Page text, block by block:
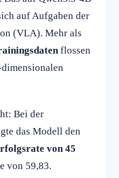
auf Aufgaben der
(VLA). Mehr als
flossen
Bei der
das Modell den
von 45
von 59,83.